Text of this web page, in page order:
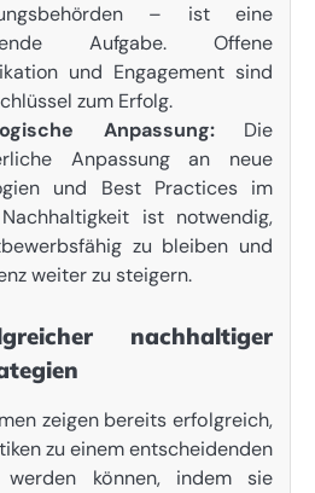
– ist eine
Aufgabe. Offene
und Engagement sind
zum Erfolg.
Anpassung:Die
Anpassung an neue
und Best Practices im
ist notwendig,
zu bleiben und
weiter zu steigern.
nachhaltiger
zeigen bereits erfolgreich,
zu einem entscheidenden
werden können, indem sie